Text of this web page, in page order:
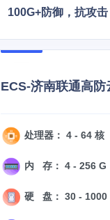
100G+防御，抗攻
ECS-济南联通高防
处理器： 4 - 64 核
内 存： 4 - 256 G
硬 盘： 30 - 1000